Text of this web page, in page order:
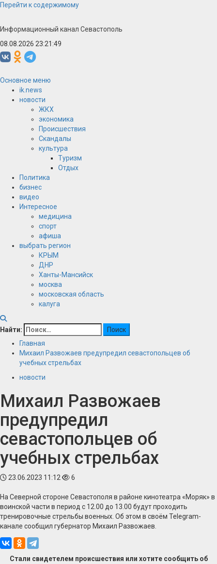
Перейти к содержимому
Информационный канал Севастополь
08.08.2026 23:21:49
Основное меню
ik.news
новости
ЖКХ
экономика
Происшествия
Скандалы
культура
Туризм
Отдых
Политика
бизнес
видео
Интересное
медицина
спорт
афиша
выбрать регион
КРЫМ
ДНР
Ханты-Мансийск
москва
московская область
калуга
Найти:
Главная
Михаил Развожаев предупредил севастопольцев об
учебных стрельбах
новости
Михаил Развожаев
предупредил
севастопольцев об
учебных стрельбах
23.06.2023 11:12 6
На Северной стороне Севастополя в районе кинотеатра «Моряк» в
воинской части в период с 12.00 до 13.00 будут проходить
тренировочные стрельбы военных. Об этом в своём Telegram-
канале сообщил губернатор Михаил Развожаев.
Стали свидетелем происшествия или хотите сообщить об